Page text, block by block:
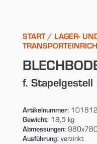
START/ LAGER-
f.
Artikelnummer:101812
Gewicht:18,5 kg
Abmessungen:
Ausführung:verzinkt